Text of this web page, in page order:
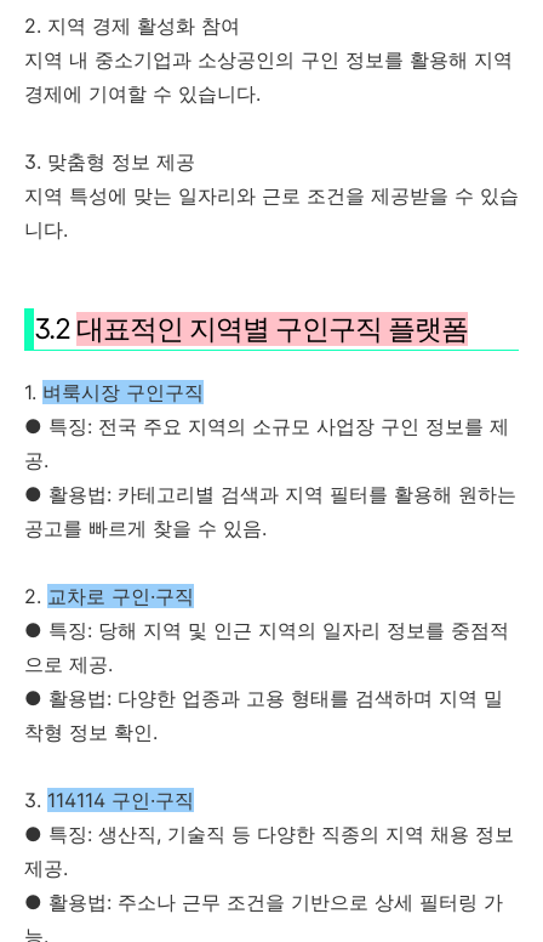
2. 지역 경제 활성화 참여
지역 내 중소기업과 소상공인의 구인 정보를 활용해 지역
경제에 기여할 수 있습니다.
3. 맞춤형 정보 제공
지역 특성에 맞는 일자리와 근로 조건을 제공받을 수 있습
니다.
3.2 대표적인 지역별 구인구직 플랫폼
1. 벼룩시장 구인구직
● 특징: 전국 주요 지역의 소규모 사업장 구인 정보를 제
공.
● 활용법: 카테고리별 검색과 지역 필터를 활용해 원하는
공고를 빠르게 찾을 수 있음.
2. 교차로 구인·구직
● 특징: 당해 지역 및 인근 지역의 일자리 정보를 중점적
으로 제공.
● 활용법: 다양한 업종과 고용 형태를 검색하며 지역 밀
착형 정보 확인.
3. 114114 구인·구직
● 특징: 생산직, 기술직 등 다양한 직종의 지역 채용 정보
제공.
● 활용법: 주소나 근무 조건을 기반으로 상세 필터링 가
능.